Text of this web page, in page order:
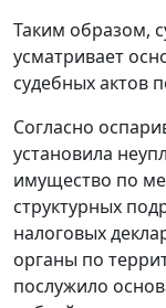
Таким образом,
усматривает
судебных актов
Согласно
установила
имущество по
структурных
налоговых
органы по
послужило